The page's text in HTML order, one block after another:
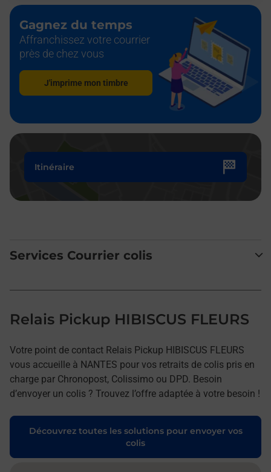
Gagnez du temps
Affranchissez votre courrier
près de chez vous
J'imprime mon timbre
Itinéraire
Services Courrier colis
Relais Pickup HIBISCUS FLEURS
Votre point de contact Relais Pickup HIBISCUS FLEURS
vous accueille à NANTES pour vos retraits de colis pris en
charge par Chronopost, Colissimo ou DPD. Besoin
d’envoyer un colis ? Trouvez l’offre adaptée à votre besoin !
Découvrez toutes les solutions pour envoyer vos
colis